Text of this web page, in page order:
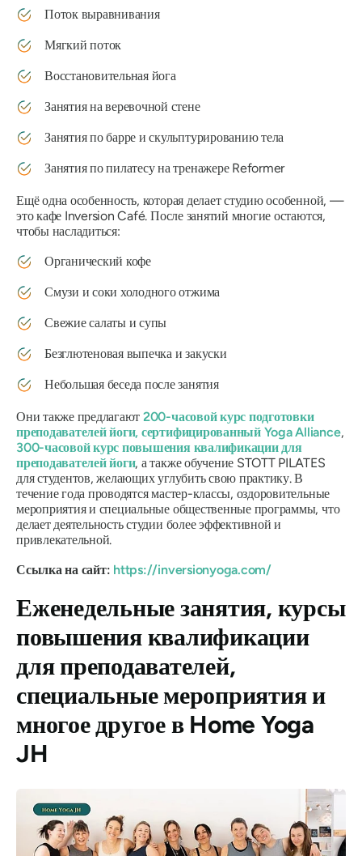
Поток выравнивания
Мягкий поток
Восстановительная йога
Занятия на веревочной стене
Занятия по барре и скульптурированию тела
Занятия по пилатесу на тренажере Reformer
Ещё одна особенность, которая делает студию особенной, —
это кафе Inversion Café. После занятий многие остаются,
чтобы насладиться:
Органический кофе
Смузи и соки холодного отжима
Свежие салаты и супы
Безглютеновая выпечка и закуски
Небольшая беседа после занятия
Они также предлагают 200-часовой курс подготовки
преподавателей йоги, сертифицированный Yoga Alliance,
300-часовой курс повышения квалификации для
преподавателей йоги, а также обучение STOTT PILATES
для студентов, желающих углубить свою практику. В
течение года проводятся мастер-классы, оздоровительные
мероприятия и специальные общественные программы, что
делает деятельность студии более эффективной и
привлекательной.
Ссылка на сайт: https://inversionyoga.com/
Еженедельные занятия, курсы
повышения квалификации
для преподавателей,
специальные мероприятия и
многое другое в Home Yoga
JH